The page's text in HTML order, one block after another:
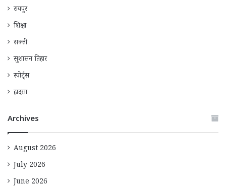
रायपुर
शिक्षा
सक्ती
सुशासन तिहार
स्पोर्ट्स
हादसा
Archives
August 2026
July 2026
June 2026